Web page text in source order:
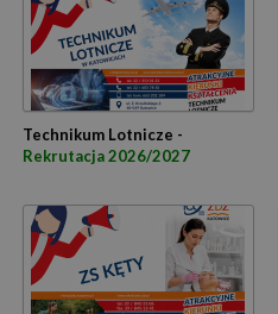
Technikum Lotnicze -
Rekrutacja 2026/2027